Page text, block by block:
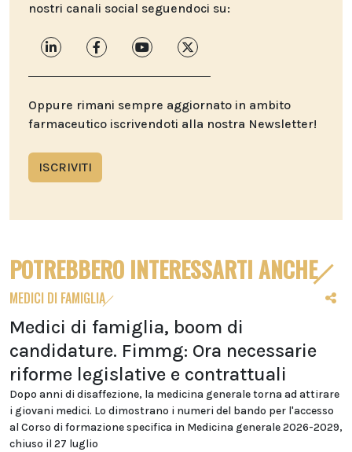
nostri canali social seguendoci su:
Oppure rimani sempre aggiornato in ambito
farmaceutico iscrivendoti alla nostra Newsletter!
ISCRIVITI
POTREBBERO INTERESSARTI ANCHE
MEDICI DI FAMIGLIA
Medici di famiglia, boom di
candidature. Fimmg: Ora necessarie
riforme legislative e contrattuali
Dopo anni di disaffezione, la medicina generale torna ad attirare
i giovani medici. Lo dimostrano i numeri del bando per l'accesso
al Corso di formazione specifica in Medicina generale 2026-2029,
chiuso il 27 luglio